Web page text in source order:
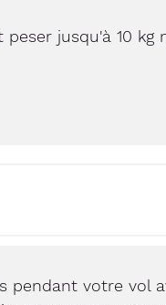
jusqu'à 10 kg
pendant votre vol